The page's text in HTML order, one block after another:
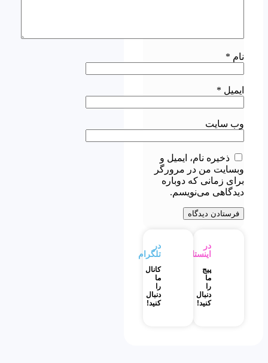
نام *
ایمیل *
وب‌ سایت
ذخیره نام، ایمیل و
وبسایت من در مرورگر
برای زمانی که دوباره
دیدگاهی می‌نویسم.
در
اینستاگرام
پیج
ما
را
دنبال
کنید!
در
تلگرام
کانال
ما
را
دنبال
کنید!